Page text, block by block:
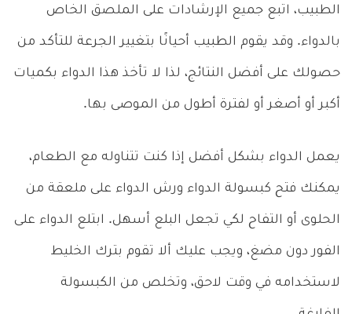
الطبيب، اتبع جميع الإرشادات على الملصق الخاص
بالدواء. وقد يقوم الطبيب أحيانًا بتغيير الجرعة للتأكد من
حصولك على أفضل النتائج، لذا لا تأخذ هذا الدواء بكميات
أكبر أو أصغر أو لفترة أطول من الموصى بها.
يعمل الدواء بشكل أفضل إذا كنت تتناوله مع الطعام،
يمكنك فتح كبسولة الدواء ورش الدواء على ملعقة من
الحلوى أو التفاح لكي تجعل البلع أسهل. ابتلع الدواء على
الفور دون مضغ، ويجب عليك ألا تقوم بترك الخليط
لاستخدامه في وقت لاحق، وتخلص من الكبسولة